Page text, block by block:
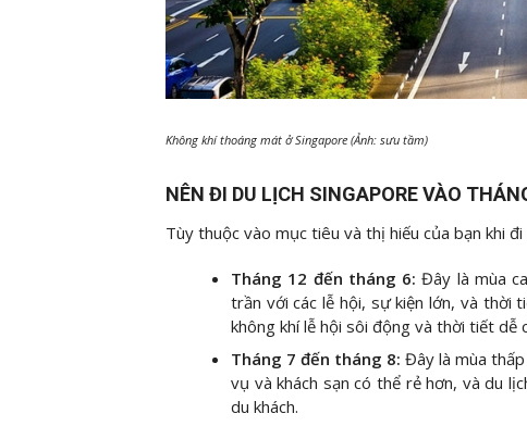
Không khí thoáng mát ở Singapore (Ảnh: sưu tầm)
NÊN ĐI DU LỊCH SINGAPORE VÀO
Tùy thuộc vào mục tiêu và thị hiếu của bạn khi đi
Tháng 12 đến tháng 6: Đây là mùa
trần với các lễ hội, sự kiện lớn, và thời
không khí lễ hội sôi động và thời tiết dễ
Tháng 7 đến tháng 8: Đây là mùa
vụ và khách sạn có thể rẻ hơn, và du
du khách.